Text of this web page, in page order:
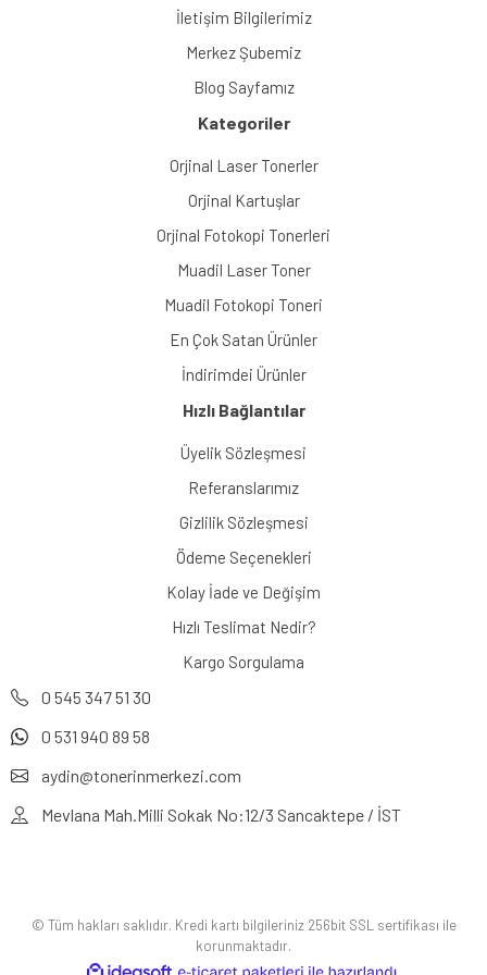
İletişim Bilgilerimiz
Merkez Şubemiz
Blog Sayfamız
Kategoriler
Orjinal Laser Tonerler
Orjinal Kartuşlar
Orjinal Fotokopi Tonerleri
Muadil Laser Toner
Muadil Fotokopi Toneri
En Çok Satan Ürünler
İndirimdei Ürünler
Hızlı Bağlantılar
Üyelik Sözleşmesi
Referanslarımız
Gizlilik Sözleşmesi
Ödeme Seçenekleri
Kolay İade ve Değişim
Hızlı Teslimat Nedir?
Kargo Sorgulama
0 545 347 51 30
0 531 940 89 58
aydin@tonerinmerkezi.com
Mevlana Mah.Milli Sokak No:12/3 Sancaktepe / İST
© Tüm hakları saklıdır. Kredi kartı bilgileriniz 256bit SSL sertifikası ile
korunmaktadır.